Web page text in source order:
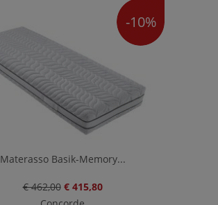
-10%
Materasso Basik-Memory...
€ 462,00 € 415,80